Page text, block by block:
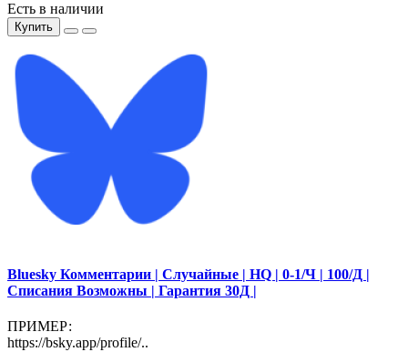
Есть в наличии
Купить
Bluesky Комментарии | Случайные | HQ | 0-1/Ч | 100/Д |
Списания Возможны | Гарантия 30Д |
ПРИМЕР:
https://bsky.app/profile/..